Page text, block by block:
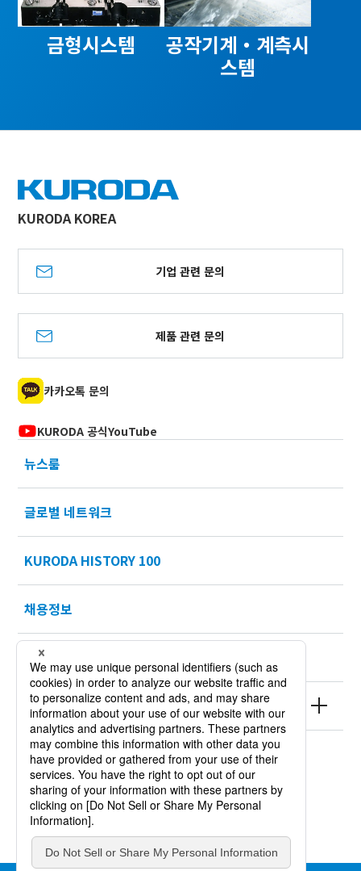
금형시스템
공작기계・계측시
스템
KURODA KOREA
기업 관련 문의
제품 관련 문의
카카오톡 문의
KURODA 공식YouTube
뉴스룸
글로벌 네트워크
KURODA HISTORY 100
채용정보
Sustainability
제품 정보
사이트 정책
개인정보 보호 방침